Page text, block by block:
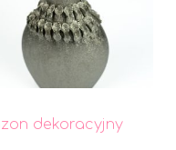
dekoracyjny